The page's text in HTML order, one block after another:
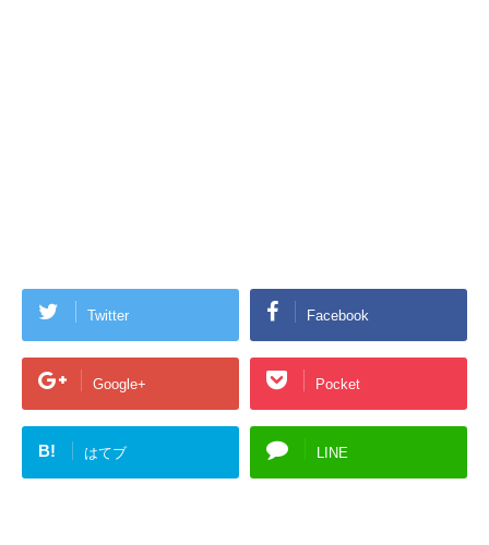
Twitter Facebook
Google+ Pocket
B! はてブ LINE